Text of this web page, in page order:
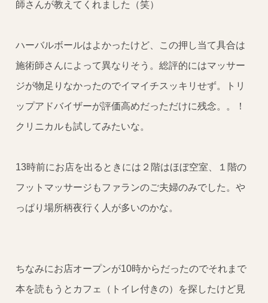
師さんが教えてくれました（笑）
ハーバルボールはよかったけど、この押し当て具合は
施術師さんによって異なりそう。総評的にはマッサー
ジが物足りなかったのでイマイチスッキリせず。トリ
ップアドバイザーが評価高めだっただけに残念。。！
クリニカルも試してみたいな。
13時前にお店を出るときには２階はほぼ空室、１階の
フットマッサージもファランのご夫婦のみでした。や
っぱり場所柄夜行く人が多いのかな。
ちなみにお店オープンが10時からだったのでそれまで
本を読もうとカフェ（トイレ付きの）を探したけど見